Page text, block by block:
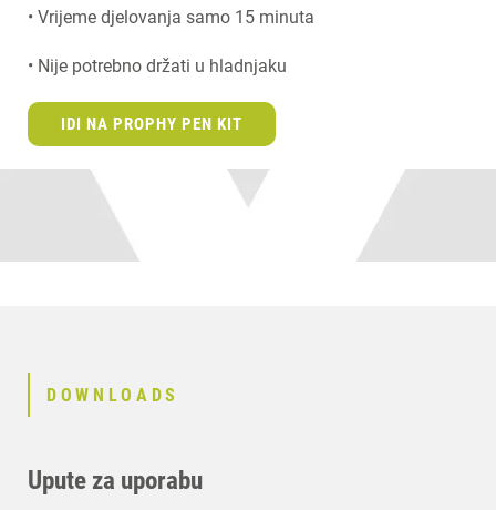
• Vrijeme djelovanja samo 15 minuta
• Nije potrebno držati u hladnjaku
IDI NA PROPHY PEN KIT
DOWNLOADS
Upute za uporabu